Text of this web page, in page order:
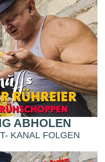
ABHOLEN
KANAL FOLGEN